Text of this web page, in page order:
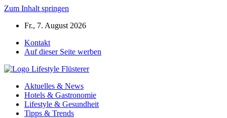
Zum Inhalt springen
Fr., 7. August 2026
Kontakt
Auf dieser Seite werben
Aktuelles & News
Hotels & Gastronomie
Lifestyle & Gesundheit
Tipps & Trends